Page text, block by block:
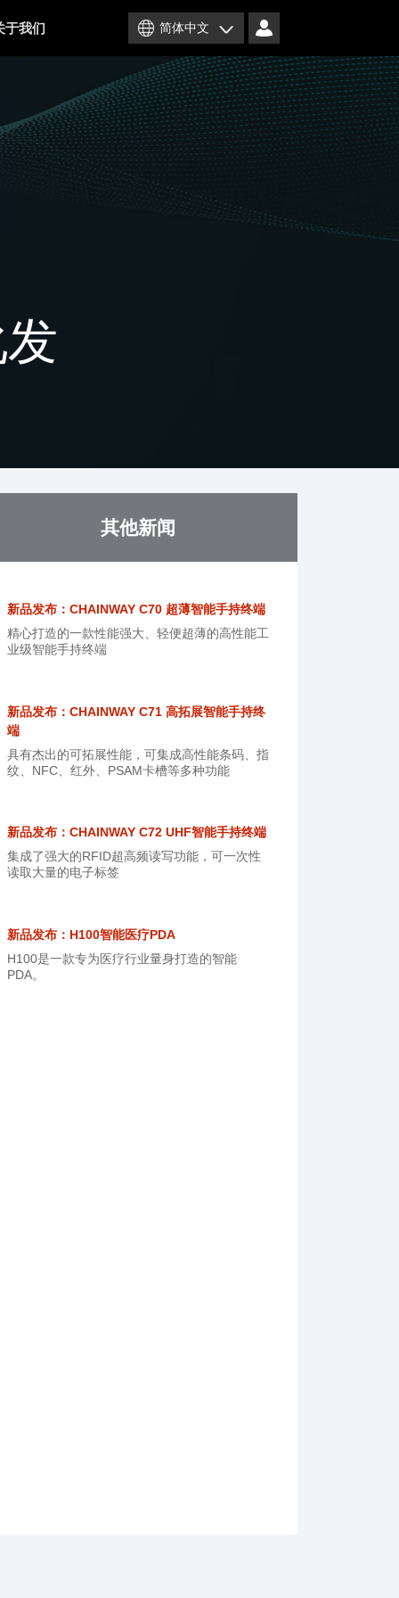
简体中文
于我们
其他新闻
新品发布：CHAINWAY C70 超薄智能手持终端
精心打造的一款性能强大、轻便超薄的高性能工
业级智能手持终端
新品发布：CHAINWAY C71 高拓展智能手持终
端
具有杰出的可拓展性能，可集成高性能条码、指
纹、NFC、红外、PSAM卡槽等多种功能
新品发布：CHAINWAY C72 UHF智能手持终端
集成了强大的RFID超高频读写功能，可一次性
读取大量的电子标签
新品发布：H100智能医疗PDA
H100是一款专为医疗行业量身打造的智能
PDA。